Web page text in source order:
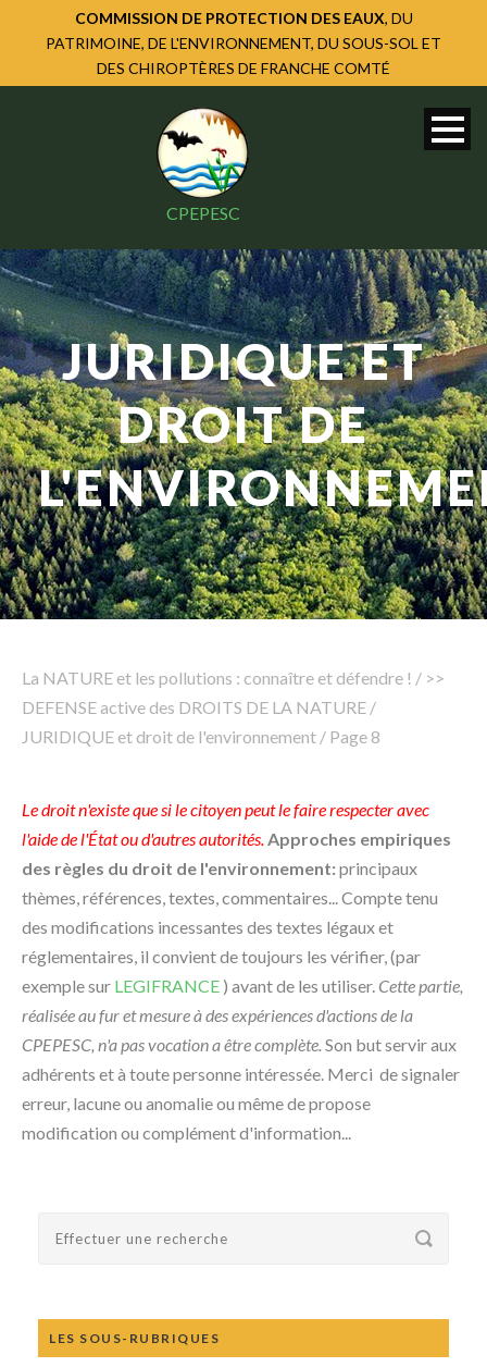
COMMISSION DE PROTECTION DES EAUX, DU
PATRIMOINE, DE L'ENVIRONNEMENT, DU SOUS-SOL ET
DES CHIROPTÈRES DE FRANCHE COMTÉ
CPEPESC
Rechercher
JURIDIQUE ET
DROIT DE
La NATURE et les pollutions : connaître et défendre ! / >>
DEFENSE active des DROITS DE LA NATURE /
JURIDIQUE et droit de l'environnement / Page 8
Le droit n'existe que si le citoyen peut le faire respecter avec
l'aide de l'État ou d'autres autorités.Approches empiriques
des règles du droit de l'environnement: principaux
thèmes, références, textes, commentaires... Compte tenu
des modifications incessantes des textes légaux et
réglementaires, il convient de toujours les vérifier, (par
exemple sur LEGIFRANCE ) avant de les utiliser. Cette partie,
réalisée au fur et mesure à des expériences d'actions de la
CPEPESC, n'a pas vocation a être complète. Son but servir aux
adhérents et à toute personne intéressée. Merci de signaler
erreur, lacune ou anomalie ou même de propose
modification ou complément d'information...
LES SOUS-RUBRIQUES